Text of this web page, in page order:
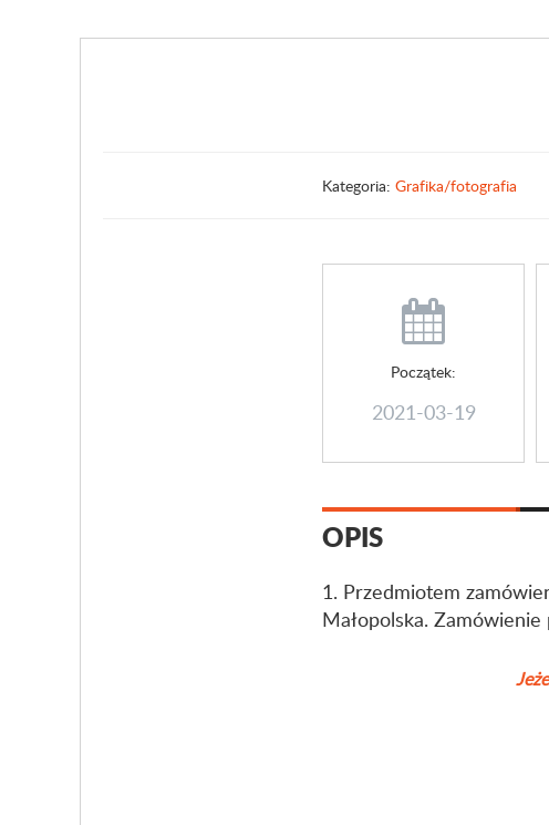
Kategoria: Grafika/fotografia
Początek:
2021-03-19
OPIS
1. Przedmiotem
Małopolska.